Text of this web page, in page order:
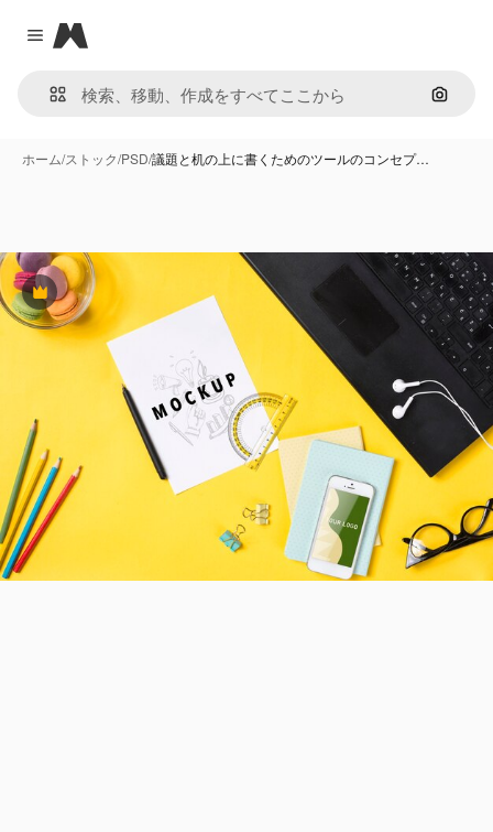
Close menu
Magnific
画像で
ホーム/ストック/PSD/議題と机の上に書くためのツールのコンセプ…
Premium